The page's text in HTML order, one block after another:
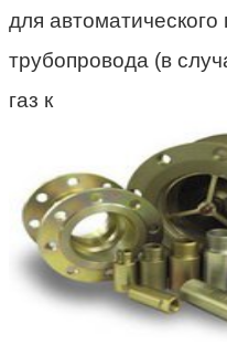
для автоматического
трубопровода (в
газ к